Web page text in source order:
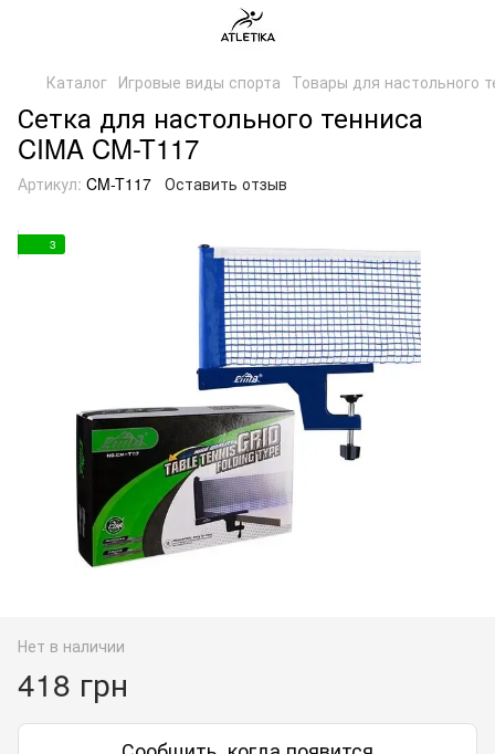
Каталог Игровые виды спорта Товары для настольного
Сетка для настольного тенниса
CIMA CM-T117
Артикул: CM-T117 Оставить отзыв
3
Нет в наличии
418 грн